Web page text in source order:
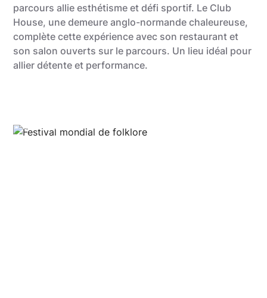
parcours allie esthétisme et défi sportif. Le Club
House, une demeure anglo-normande chaleureuse,
complète cette expérience avec son restaurant et
son salon ouverts sur le parcours. Un lieu idéal pour
allier détente et performance.
Daniel Coustry